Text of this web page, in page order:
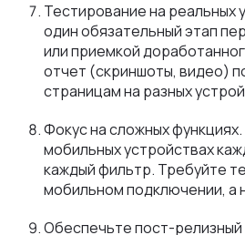
Тестирование на реальных
один обязательный этап
или приемкой
отчет (скриншоты, видео)
страницам на разных
Фокус на сложных
мобильных устройствах
каждый фильтр. Требуйте
мобильном подключении, а
Обеспечьте пост-релизный